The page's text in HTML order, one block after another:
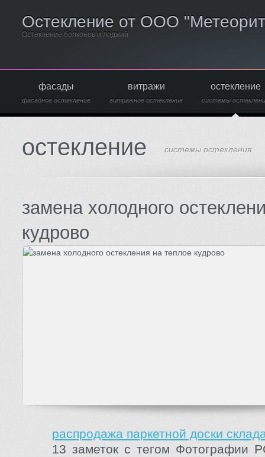
Остекление от ООО
Остекление болконов и лоджий
фасады
фасадное остекление
витражи
витражное остекление
остекление
системы
остекление системы остекления
замена холодного
кудрово
распродажа паркетной доски
13 заметок с тегом